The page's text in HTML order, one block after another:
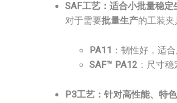
SAF工艺：适合小批量稳定
对于需要批量生产的工装夹
PA11 ：韧性好，适
SAF™ PA12 ：尺寸
P3工艺：针对高性能、特